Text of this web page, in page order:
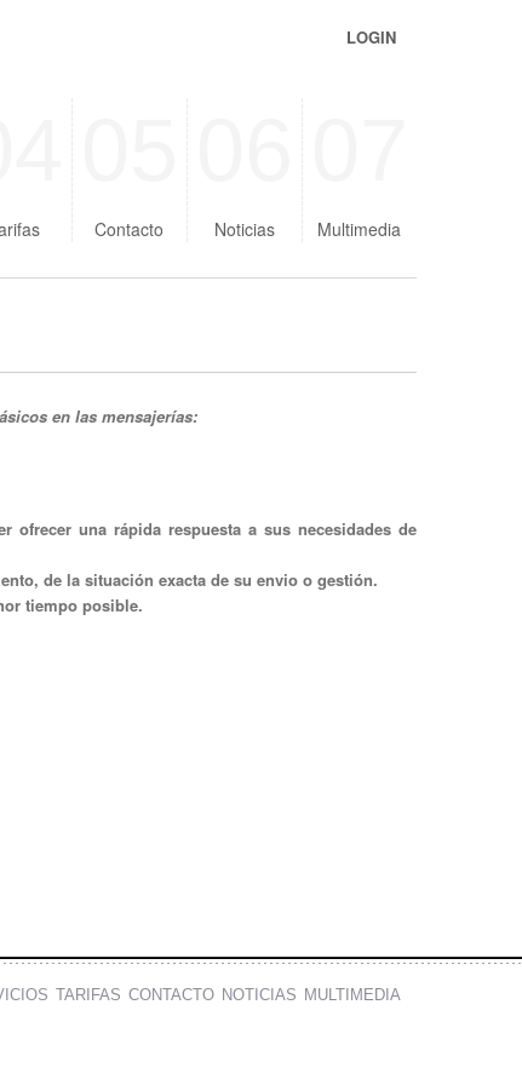
LOGIN
Contacto Noticias Multimedia
en las mensajerías:
una rápida respuesta a sus necesidades de
de la situación exacta de su envio o gestión.
tiempo posible.
TARIFAS CONTACTO NOTICIAS MULTIMEDIA